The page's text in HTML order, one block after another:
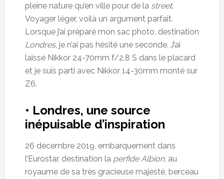
pleine nature qu’en ville pour de la street.
Voyager léger, voilà un argument parfait.
Lorsque j’ai préparé mon sac photo, destination
Londres, je n’ai pas hésité une seconde. J’ai
laissé Nikkor 24-70mm f/2,8 S dans le placard
et je suis parti avec Nikkor 14-30mm monté sur
Z6.
• Londres, une source
inépuisable d’inspiration
26 décembre 2019, embarquement dans
l’Eurostar, destination la perfide Albion, au
royaume de sa très gracieuse majesté, berceau